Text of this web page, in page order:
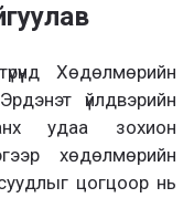
Хөдөлмөрийн
үйлдвэрийн
анх удаа зохион
хөдөлмөрийн
цогцоор нь